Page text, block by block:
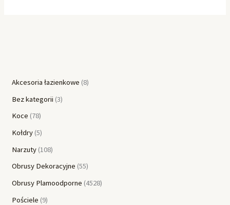
Akcesoria łazienkowe 8
Bez kategorii 3
Koce 78
Kołdry 5
Narzuty 108
Obrusy Dekoracyjne 55
Obrusy Plamoodporne 4528
Pościele 9